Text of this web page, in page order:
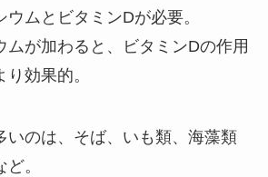
ムとビタミンDが必要。
ムが加わると、ビタミンDの作用
効果的。
いのは、そば、いも類、海藻類
。